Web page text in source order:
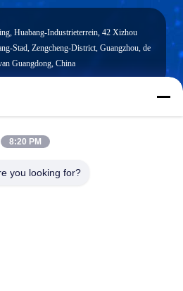
Huabang-Industrieterrein, 42 Xizhou
Stad, Zengcheng-District, Guangzhou, de
Guangdong, China
8:20 PM
you looking for?